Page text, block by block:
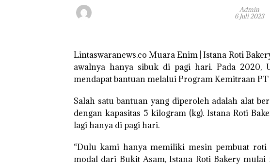
Admin
6 Juli 2023
Lintaswaranews.co Muara Enim | Istana Roti
awalnya hanya sibuk di pagi hari. Pada
mendapat bantuan melalui Program Kemitraan PT
Salah satu bantuan yang diperoleh adalah alat
dengan kapasitas 5 kilogram (kg). Istana Roti
lagi hanya di pagi hari.
“Dulu kami hanya memiliki mesin pembuat roti
modal dari Bukit Asam, Istana Roti Bakery mulai